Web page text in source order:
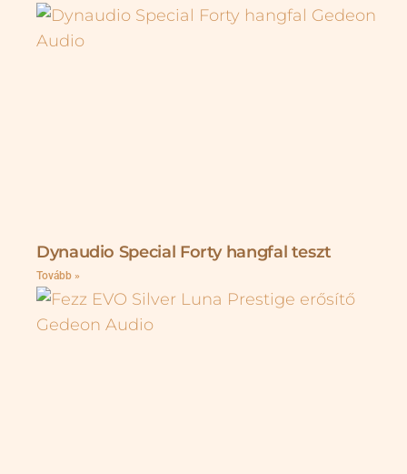
Dynaudio Special Forty hangfal teszt
Tovább »